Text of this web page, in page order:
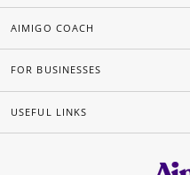
AIMIGO COACH
FOR BUSINESSES
USEFUL LINKS